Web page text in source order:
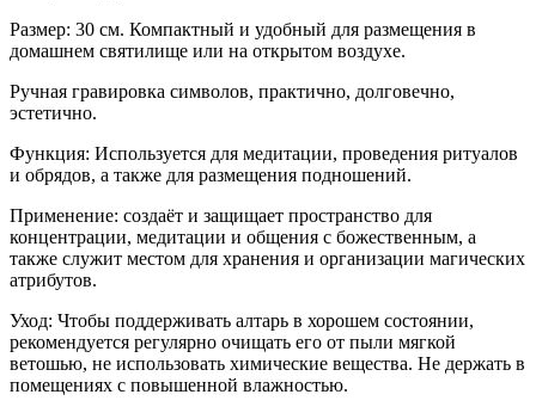
Размер: 30 см. Компактный и удобный для размещения в
домашнем святилище или на открытом воздухе.
Ручная гравировка символов, практично, долговечно,
эстетично.
Функция: Используется для медитации, проведения ритуалов
и обрядов, а также для размещения подношений.
Применение: создаёт и защищает пространство для
концентрации, медитации и общения с божественным, а
также служит местом для хранения и организации магических
атрибутов.
Уход: Чтобы поддерживать алтарь в хорошем состоянии,
рекомендуется регулярно очищать его от пыли мягкой
ветошью, не использовать химические вещества. Не держать в
помещениях с повышенной влажностью.